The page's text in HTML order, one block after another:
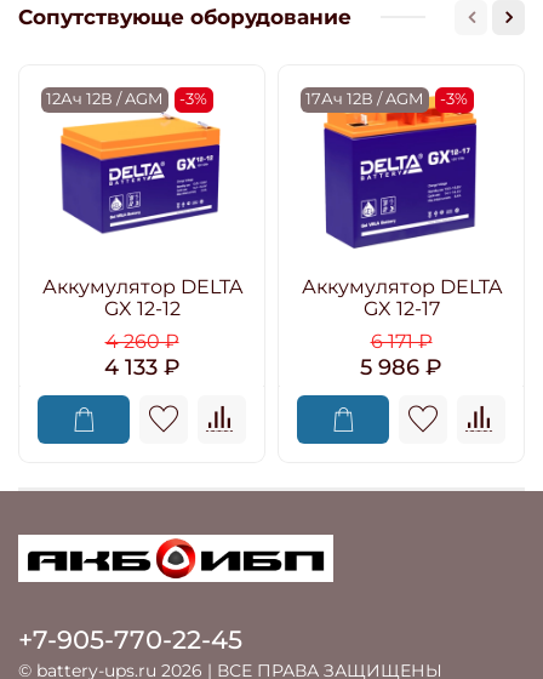
Сопутствующе оборудование
12Ач 12В / AGM -3%
Аккумулятор DELTA
GX 12-12
4 260 ₽
4 133 ₽
17Ач 12В / AGM -3%
Аккумулятор DELTA
GX 12-17
6 171 ₽
5 986 ₽
+7-905-770-22-45
© battery-ups.ru 2026 | ВСЕ ПРАВА ЗАЩИЩЕНЫ